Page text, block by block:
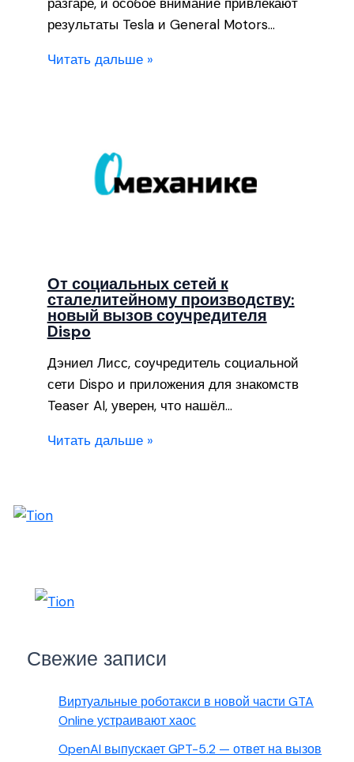
результаты Tesla и General Motors…
Читать дальше »
От социальных сетей к
сталелитейному производству:
новый вызов соучредителя
Dispo
Дэниел Лисс, соучредитель социальной
сети Dispo и приложения для знакомств
Teaser AI, уверен, что нашёл…
Читать дальше »
Свежие записи
Виртуальные роботакси в новой части GTA
Online устраивают хаос
OpenAI выпускает GPT-5.2 — ответ на вызов